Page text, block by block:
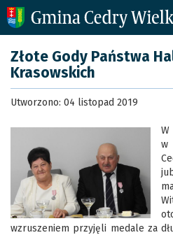
Złote Gody Państwa
Krasowskich
Utworzono: 04 listopad 2019
W
w
wzruszeniem przyjęli medale za